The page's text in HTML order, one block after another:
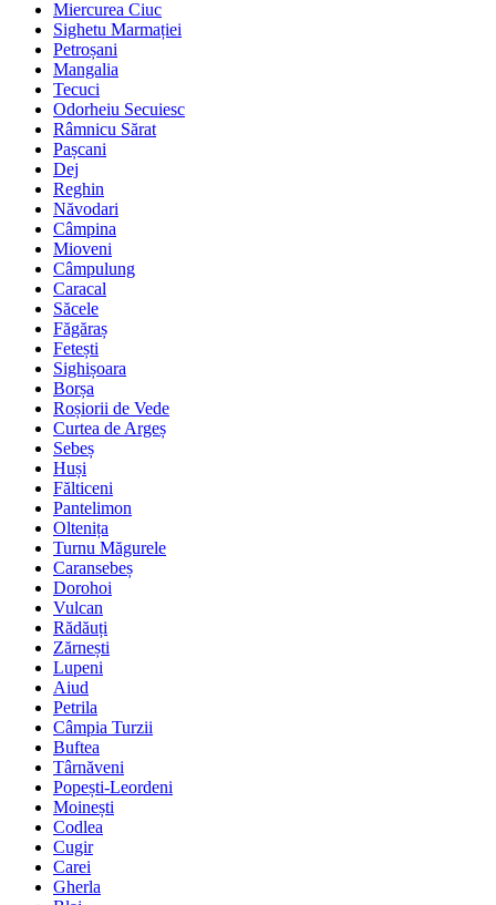
Miercurea Ciuc
Sighetu Marmației
Petroșani
Mangalia
Tecuci
Odorheiu Secuiesc
Râmnicu Sărat
Pașcani
Dej
Reghin
Năvodari
Câmpina
Mioveni
Câmpulung
Caracal
Săcele
Făgăraș
Fetești
Sighișoara
Borșa
Roșiorii de Vede
Curtea de Argeș
Sebeș
Huși
Fălticeni
Pantelimon
Oltenița
Turnu Măgurele
Caransebeș
Dorohoi
Vulcan
Rădăuți
Zărnești
Lupeni
Aiud
Petrila
Câmpia Turzii
Buftea
Târnăveni
Popești-Leordeni
Moinești
Codlea
Cugir
Carei
Gherla